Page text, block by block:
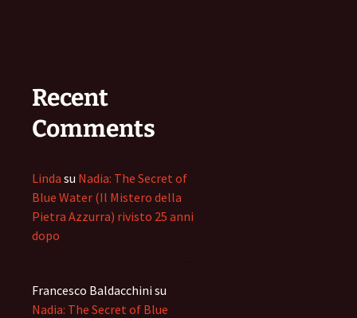
Recent
Comments
Linda su Nadia: The Secret of
Blue Water (Il Mistero della
Pietra Azzurra) rivisto 25 anni
dopo
Francesco Baldacchini su
Nadia: The Secret of Blue